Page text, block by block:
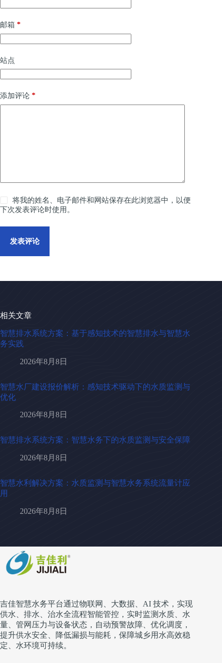
邮箱 *
站点
添加评论 *
将我的姓名、电子邮件和网站保存在此浏览器中，以便
下次发表评论时使用。
发表评论
相关文章
智慧排水系统方案：基于感知技术的智慧排水与智慧水
务实践
2026年8月8日
智慧水厂建设报价解析：感知技术驱动下的水质监测与
优化
2026年8月8日
智慧排水系统方案：智慧水务下的水质监测与安全保障
2026年8月8日
智慧水利解决方案：水质监测与智慧水务系统流量计应
用
2026年8月8日
吉佳智慧水务平台通过物联网、大数据、AI 技术，实现
供水、排水、治水全流程智能管控，实时监测水质、水
量、管网压力与设备状态，自动预警故障、优化调度，
提升供水安全、降低漏损与能耗，保障城乡用水高效稳
定、水环境可持续。